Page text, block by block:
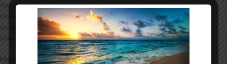
Χρησιμοποιείστε το gunmetal grey plasti dip σαν βάση για καλύτερη
κάλυψη και ιδιαίτερα αν η επιφάνεια είναι άσπρη ή ασημί.Εφαρμόστε
τουλάχιστον 6 πλούσια “χέρια” για να είναι ανθεκτικό και να μπορεί
ν’αφαιρεθεί εύκολα ανά πάσα στιγμή.
Made in USA!